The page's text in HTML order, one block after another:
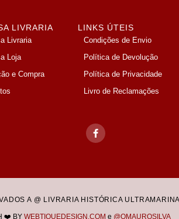
LIVRARIA
Livraria
Loja
e Compra
LINKS ÚTEIS
Condições de Envio
Política de Devolução
Política de Privacidade
Livro de Reclamações
A @ LIVRARIA HISTÓRICA ULTRAMARINA
❤️ BY WEBTIQUEDESIGN.COM e @OMAUROSILVA